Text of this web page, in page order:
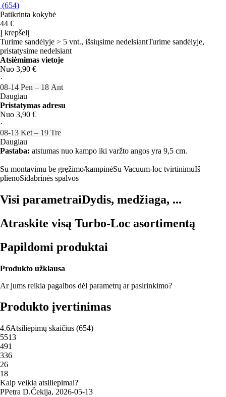
(654)
Patikrinta kokybė
44 €
Į krepšelį
Turime sandėlyje > 5 vnt., išsiųsime nedelsiantTurime sandėlyje,
pristatysime nedelsiant
Atsiėmimas vietoje
Nuo 3,90 €
·
08‑14 Pen – 18 Ant
Daugiau
Pristatymas adresu
Nuo 3,90 €
·
08‑13 Ket – 19 Tre
Daugiau
Pastaba: atstumas nuo kampo iki varžto angos yra 9,5 cm.
Su montavimu be gręžimo/kampinėSu Vacuum-loc tvirtinimuIš
plienoSidabrinės spalvos
Visi parametraiDydis, medžiaga, ...
Atraskite visą Turbo-Loc asortimentą
Papildomi produktai
Produkto užklausa
Ar jums reikia pagalbos dėl parametrų ar pasirinkimo?
Produkto įvertinimas
4.6Atsiliepimų skaičius (654)
5513
491
336
26
18
Kaip veikia atsiliepimai?
PPetra D.Čekija, 2026‑05‑13